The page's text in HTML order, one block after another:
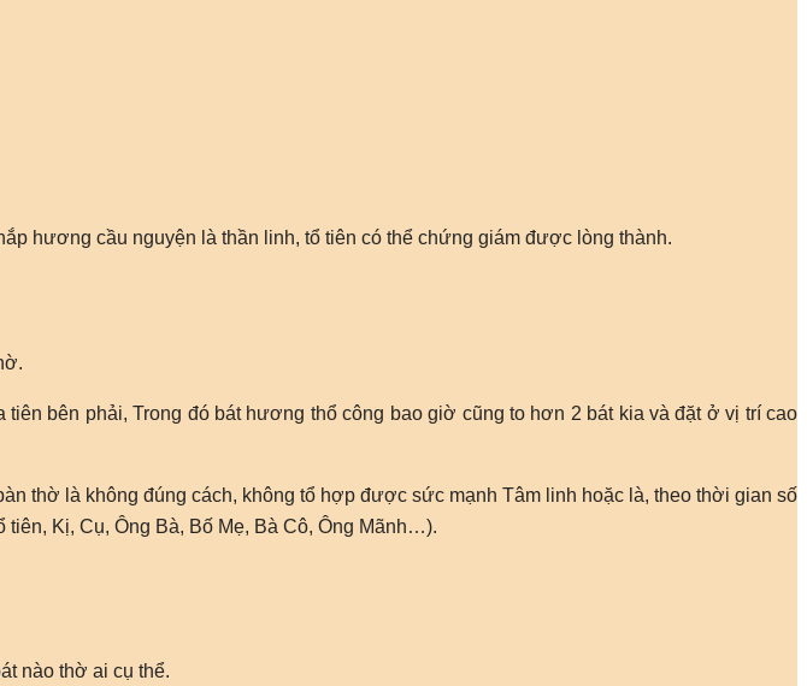
hương cầu nguyện là thần linh, tổ tiên có thể chứng giám được lòng thành.
bên phải, Trong đó bát hương thổ công bao giờ cũng to hơn 2 bát kia và đặt ở vị trí cao
thờ là không đúng cách, không tổ hợp được sức mạnh Tâm linh hoặc là, theo thời gian số
Kị, Cụ, Ông Bà, Bố Mẹ, Bà Cô, Ông Mãnh…).
nào thờ ai cụ thể.